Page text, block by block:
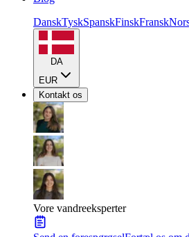
DanskTyskSpanskFinskFransk
DA
EUR
Kontakt os
Vore vandreeksperter